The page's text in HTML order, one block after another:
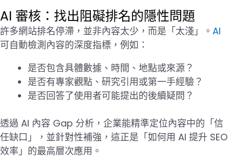
AI 審核：找出阻礙排名的隱性問題
許多網站排名停滯，並非內容太少，而是「太淺」。 AI
可自動檢測內容的深度指標，例如：
是否包含具體數據、時間、地點或來源？
是否有專家觀點、研究引用或第一手經驗？
是否回答了使用者可能提出的後續疑問？
透過 AI 內容 Gap 分析，企業能精準定位內容中的「信
任缺口」，並針對性補強，這正是「如何用 AI 提升 SEO
效率」的最高層次應用。